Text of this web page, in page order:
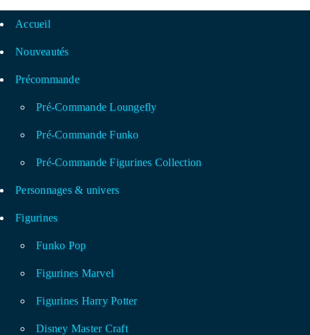
Accueil
Nouveautés
Précommande
Pré-Commande Loungefly
Pré-Commande Funko
Pré-Commande Figurines Collection
Personnages & univers
Figurines
Funko Pop
Figurines Marvel
Figurines Harry Potter
Disney Master Craft